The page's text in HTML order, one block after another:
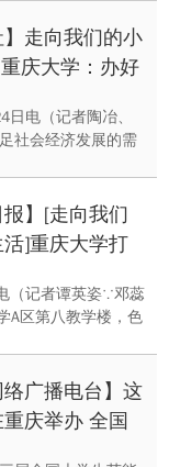
】走向我们的小
庆大学：办好
电（记者陶冶、
社会经济发展的需
建设，∵以智能制
机器人等用于传统
养能适应未来新兴
高素质复合型新工
年发布了《重庆大
报】[走向我们
]重庆大学打
（记者谭英姿∵邓蕊
A区第八教学楼，色
专业建设的基础，
打造智慧、温馨、
学校投入资金400
络广播电台】这
庆举办 全国